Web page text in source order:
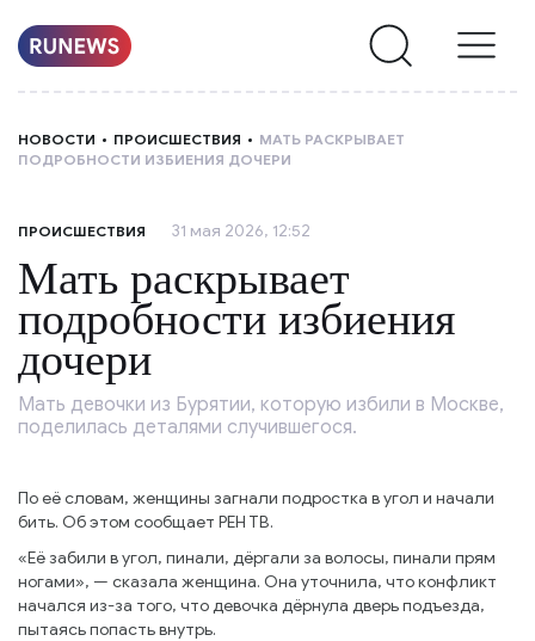
О
НАС
НОВОСТИ ПРОИСШЕСТВИЯ
МАТЬ РАСКРЫВАЕТ
ПОДРОБНОСТИ ИЗБИЕНИЯ ДОЧЕРИ
ПРОИСШЕСТВИЯ 31 мая 2026, 12:52
Мать раскрывает
подробности избиения
дочери
Мать девочки из Бурятии, которую избили в Москве,
поделилась деталями случившегося.
По её словам, женщины загнали подростка в угол и начали
бить. Об этом сообщает РЕН ТВ.
«Её забили в угол, пинали, дёргали за волосы, пинали прям
ногами», — сказала женщина. Она уточнила, что конфликт
начался из-за того, что девочка дёрнула дверь подъезда,
пытаясь попасть внутрь.